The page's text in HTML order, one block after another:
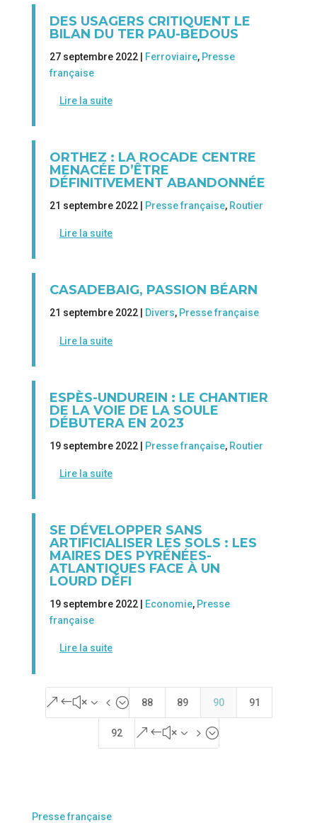
DES USAGERS CRITIQUENT LE
BILAN DU TER PAU-BEDOUS
27 septembre 2022 | Ferroviaire, Presse
française
Lire la suite
ORTHEZ : LA ROCADE CENTRE
MENACÉE D’ÊTRE
DÉFINITIVEMENT ABANDONNÉE
21 septembre 2022 | Presse française, Routier
Lire la suite
CASADEBAIG, PASSION BÉARN
21 septembre 2022 | Divers, Presse française
Lire la suite
ESPÈS-UNDUREIN : LE CHANTIER
DE LA VOIE DE LA SOULE
DÉBUTERA EN 2023
19 septembre 2022 | Presse française, Routier
Lire la suite
SE DÉVELOPPER SANS
ARTIFICIALISER LES SOLS : LES
MAIRES DES PYRÉNÉES-
ATLANTIQUES FACE À UN
LOURD DÉFI
19 septembre 2022 | Economie, Presse
française
Lire la suite
&#x34; 88 89 90 91
92 &#x35;
Presse française